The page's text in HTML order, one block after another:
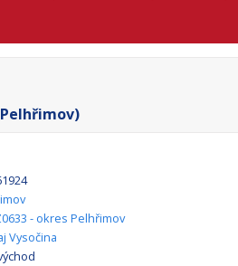
- okres Pelhřimov
Vysočina